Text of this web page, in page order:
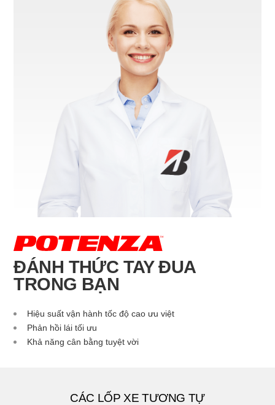
ĐÁNH THỨC TAY ĐUA
TRONG BẠN
Hiệu suất vận hành tốc độ cao ưu việt
Phản hồi lái tối ưu
Khả năng cân bằng tuyệt vời
CÁC LỐP XE TƯƠNG TỰ